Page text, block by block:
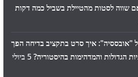
שווה לסטות מהטיילת בשביל כמה דקות
"אובססיה": איך סרט בתקציב בדיחה הפך
הגדולות והמדהימות בהיסטוריה?
5 ביולי